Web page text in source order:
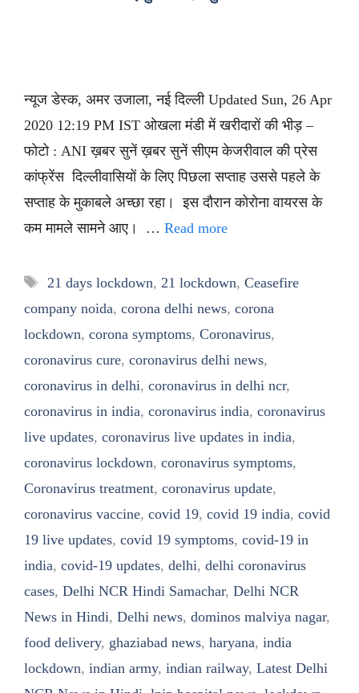
न्यूज डेस्क, अमर उजाला, नई दिल्ली Updated Sun, 26 Apr
2020 12:19 PM IST ओखला मंडी में खरीदारों की भीड़ –
फोटो : ANI ख़बर सुनें ख़बर सुनें सीएम केजरीवाल की प्रेस
कांफ्रेंस दिल्लीवासियों के लिए पिछला सप्ताह उससे पहले के
सप्ताह के मुकाबले अच्छा रहा। इस दौरान कोरोना वायरस के
कम मामले सामने आए। … Read more
Tags
21 days lockdown, 21 lockdown, Ceasefire
company noida, corona delhi news, corona
lockdown, corona symptoms, Coronavirus,
coronavirus cure, coronavirus delhi news,
coronavirus in delhi, coronavirus in delhi ncr,
coronavirus in india, coronavirus india, coronavirus
live updates, coronavirus live updates in india,
coronavirus lockdown, coronavirus symptoms,
Coronavirus treatment, coronavirus update,
coronavirus vaccine, covid 19, covid 19 india, covid
19 live updates, covid 19 symptoms, covid-19 in
india, covid-19 updates, delhi, delhi coronavirus
cases, Delhi NCR Hindi Samachar, Delhi NCR
News in Hindi, Delhi news, dominos malviya nagar,
food delivery, ghaziabad news, haryana, india
lockdown, indian army, indian railway, Latest Delhi